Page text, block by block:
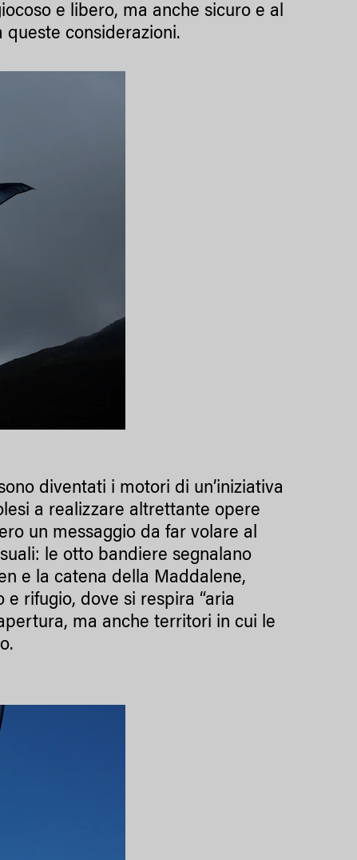
e libero, ma anche sicuro e al
considerazioni.
diventati i motori di un’iniziativa
a realizzare altrettante opere
un messaggio da far volare al
le otto bandiere segnalano
e la catena della Maddalene,
rifugio, dove si respira “aria
ma anche territori in cui le